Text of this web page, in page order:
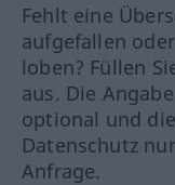
Fehlt eine
aufgefallen
loben? Füllen
aus. Die
optional und
Datenschutz
Anfrage.